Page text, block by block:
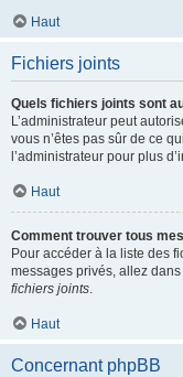
Haut
Fichiers joints
Quels fichiers joints sont
L’administrateur peut
vous n’êtes pas sûr de ce
l’administrateur pour plus
Haut
Comment trouver tous
Pour accéder à la liste des
messages privés, allez
fichiers joints.
Haut
Concernant phpBB